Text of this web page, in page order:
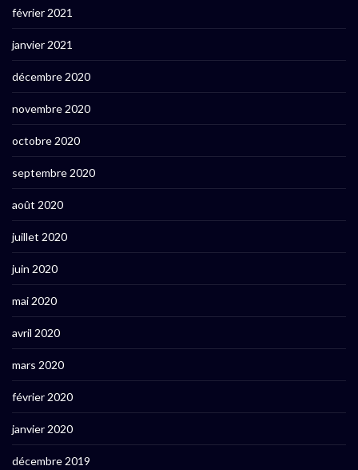
février 2021
janvier 2021
décembre 2020
novembre 2020
octobre 2020
septembre 2020
août 2020
juillet 2020
juin 2020
mai 2020
avril 2020
mars 2020
février 2020
janvier 2020
décembre 2019